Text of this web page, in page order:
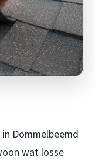
Dommelbeemd
wat losse